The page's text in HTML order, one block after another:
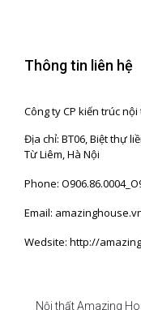
Thông tin liên hệ
Công ty CP kiến trúc
Địa chỉ: BT06, Biệt thự
Từ Liêm, Hà Nội
Phone:
Email:
Wedsite: http://
Nội thất Amazing